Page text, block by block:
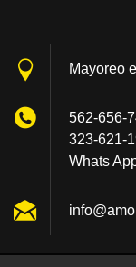
Mayoreo
562-656-
323-621-
Whats
info@amo